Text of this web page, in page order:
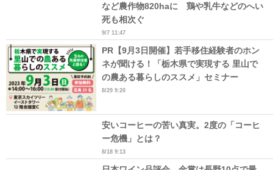
など農作物820haに 鶏や乳牛などのへい
死も相次ぐ
9/7 11:47
PR【9月3日開催】若手移住経験者のホン
ネが聞ける！「栃木県で実現する 里山で
の農ある暮らしのススメ」セミナー
8/29 9:20
安いコーヒーの苦い真実。2度の「コーヒ
ー危機」とは？
8/18 9:13